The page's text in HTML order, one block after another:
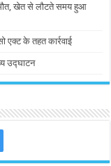
खेत से लौटते समय हुआ
एक्ट के तहत कार्रवाई
उद्घाटन